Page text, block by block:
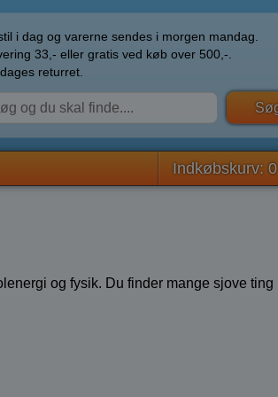
i dag og varerne sendes i morgen mandag.
33,- eller gratis ved køb over 500,-.
returret.
Indkøbskurv:
og fysik. Du finder mange sjove ting